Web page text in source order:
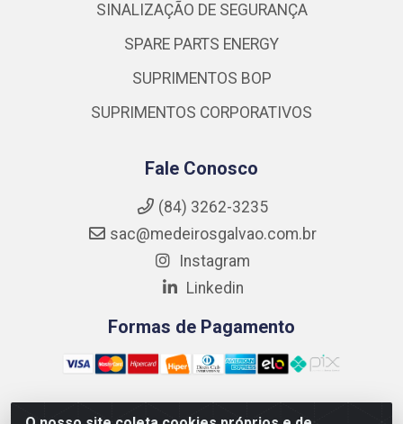
SINALIZAÇÃO DE SEGURANÇA
SPARE PARTS ENERGY
SUPRIMENTOS BOP
SUPRIMENTOS CORPORATIVOS
Fale Conosco
(84) 3262-3235
sac@medeirosgalvao.com.br
Instagram
Linkedin
Formas de Pagamento